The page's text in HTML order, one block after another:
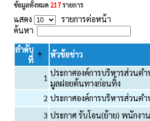
ข้อมูลทั้งหมด 217รายการ
แสดง
รายการต่อหน้า
ค้นหา
ลำดับ
ที่
หัวข้อข่าว
1 ประกาศองค์การบริหารส่วนต
มูลฝอยต้นทางก่อนทิ้ง
2 ประกาศองค์การบริหารส่วนตำ
3 ประกาศ รับโอน(ย้าย) พนักง